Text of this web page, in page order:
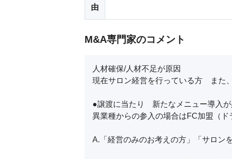
由
M&A専門家のコメント
人材確保/人材不足が原因
現在サロン経営を行っている方　また
●譲渡に当たり　新たなメニュー導入が
異業種からの参入の場合はFC加盟（ド
A.「経営のみのお考えの方」「サロン